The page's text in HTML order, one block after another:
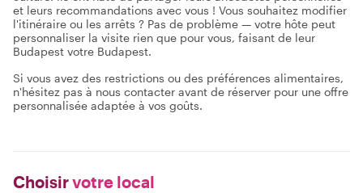
et leurs recommandations avec vous ! Vous souhaitez modifier
l'itinéraire ou les arrêts ? Pas de problème — votre hôte peut
personnaliser la visite rien que pour vous, faisant de leur
Budapest votre Budapest.
Si vous avez des restrictions ou des préférences alimentaires,
n'hésitez pas à nous contacter avant de réserver pour une offre
personnalisée adaptée à vos goûts.
Choisirvotre local